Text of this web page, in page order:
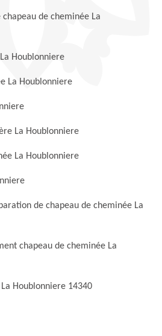
de cheminée La
Houblonniere
La Houblonniere
La Houblonniere
La Houblonniere
de chapeau de cheminée La
chapeau de cheminée La
Houblonniere 14340